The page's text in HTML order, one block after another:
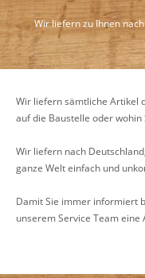
Wir liefern zu Ihnen
Wir liefern sämtliche Artikel
auf die Baustelle oder wohin
Wir liefern nach
ganze Welt einfach und
Damit Sie immer informiert
unserem Service Team